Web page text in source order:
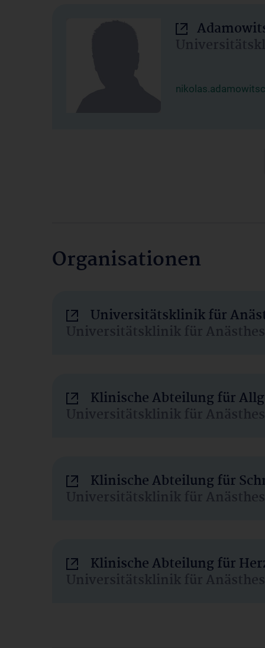
Organisationen
Universitätsklinik für
Universitätsklinik für
Klinische Abteilung für
Universitätsklinik für
Klinische Abteilung für
Universitätsklinik für
Klinische Abteilung für
Universitätsklinik für